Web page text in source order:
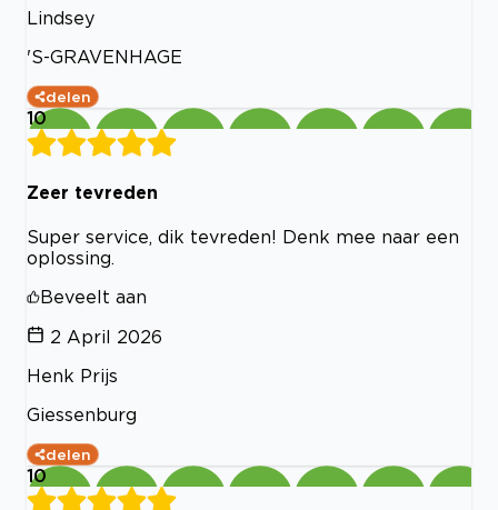
Lindsey
'S-GRAVENHAGE
delen
10
Zeer tevreden
Super service, dik tevreden! Denk mee naar een
oplossing.
Beveelt aan
2 April 2026
Henk Prijs
Giessenburg
delen
10